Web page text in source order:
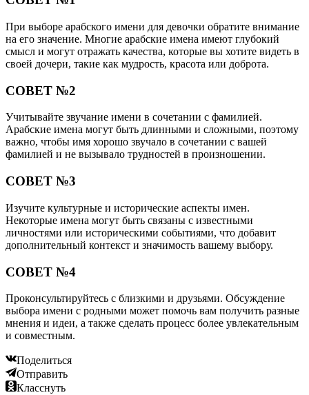
При выборе арабского имени для девочки обратите внимание
на его значение. Многие арабские имена имеют глубокий
смысл и могут отражать качества, которые вы хотите видеть в
своей дочери, такие как мудрость, красота или доброта.
СОВЕТ №2
Учитывайте звучание имени в сочетании с фамилией.
Арабские имена могут быть длинными и сложными, поэтому
важно, чтобы имя хорошо звучало в сочетании с вашей
фамилией и не вызывало трудностей в произношении.
СОВЕТ №3
Изучите культурные и исторические аспекты имен.
Некоторые имена могут быть связаны с известными
личностями или историческими событиями, что добавит
дополнительный контекст и значимость вашему выбору.
СОВЕТ №4
Проконсультируйтесь с близкими и друзьями. Обсуждение
выбора имени с родными может помочь вам получить разные
мнения и идеи, а также сделать процесс более увлекательным
и совместным.
Поделиться
Отправить
Класснуть